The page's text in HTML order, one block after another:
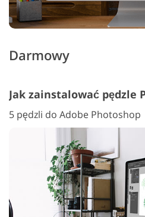
Darmowy
Jak zainstalować pędzle
5 pędzli do Adobe Photoshop